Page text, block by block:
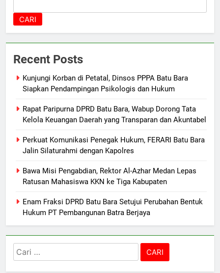
CARI
Recent Posts
Kunjungi Korban di Petatal, Dinsos PPPA Batu Bara
Siapkan Pendampingan Psikologis dan Hukum
Rapat Paripurna DPRD Batu Bara, Wabup Dorong Tata
Kelola Keuangan Daerah yang Transparan dan Akuntabel
Perkuat Komunikasi Penegak Hukum, FERARI Batu Bara
Jalin Silaturahmi dengan Kapolres
Bawa Misi Pengabdian, Rektor Al-Azhar Medan Lepas
Ratusan Mahasiswa KKN ke Tiga Kabupaten
Enam Fraksi DPRD Batu Bara Setujui Perubahan Bentuk
Hukum PT Pembangunan Batra Berjaya
Cari
untuk: